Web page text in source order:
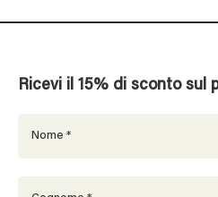
Ricevi il 15% di sconto sul